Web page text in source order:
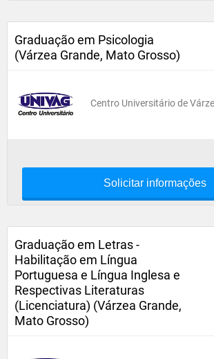
Graduação em Psicologia
(Várzea Grande, Mato Grosso)
Centro Universitário de
Solicitar informações
Graduação em Letras -
Habilitação em Língua
Portuguesa e Língua Inglesa e
Respectivas Literaturas
(Licenciatura) (Várzea Grande,
Mato Grosso)